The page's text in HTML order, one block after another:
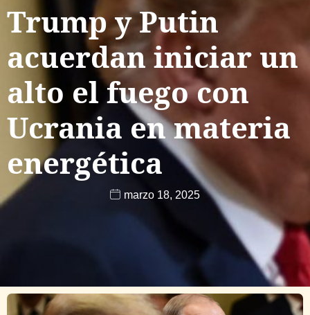
Trump y Putin
acuerdan iniciar un
alto el fuego con
Ucrania en materia
energética
marzo 18, 2025